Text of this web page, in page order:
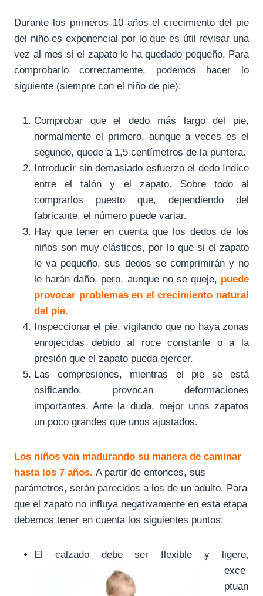
Durante los primeros 10 años el crecimiento del pie
del niño es exponencial por lo que es útil revisar una
vez al mes si el zapato le ha quedado pequeño. Para
comprobarlo correctamente, podemos hacer lo
siguiente (siempre con el niño de pie):
Comprobar que el dedo más largo del pie,
normalmente el primero, aunque a veces es el
segundo, quede a 1,5 centímetros de la puntera.
Introducir sin demasiado esfuerzo el dedo índice
entre el talón y el zapato. Sobre todo al
comprarlos puesto que, dependiendo del
fabricante, el número puede variar.
Hay que tener en cuenta que los dedos de los
niños son muy elásticos, por lo que si el zapato
le va pequeño, sus dedos se comprimirán y no
le harán daño, pero, aunque no se queje, puede
provocar problemas en el crecimiento natural
del pie.
Inspeccionar el pie, vigilando que no haya zonas
enrojecidas debido al roce constante o a la
presión que el zapato pueda ejercer.
Las compresiones, mientras el pie se está
osificando, provocan deformaciones
importantes. Ante la duda, mejor unos zapatos
un poco grandes que unos ajustados.
Los niños van madurando su manera de caminar
hasta los 7 años. A partir de entonces, sus
parámetros, serán parecidos a los de un adulto. Para
que el zapato no influya negativamente en esta etapa
debemos tener en cuenta los siguientes puntos:
El calzado debe ser flexible y ligero,
exce
ptuan